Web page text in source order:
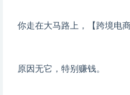
你走在大马路上，【跨境电
原因无它，特别赚钱。